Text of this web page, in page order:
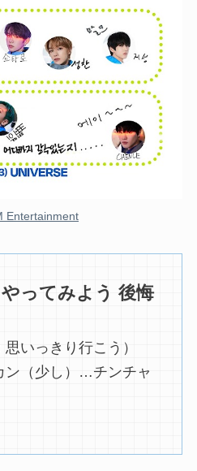
Entertainment
ってみよう 後悔
いっきり行こう）
（少し）…チンチャ